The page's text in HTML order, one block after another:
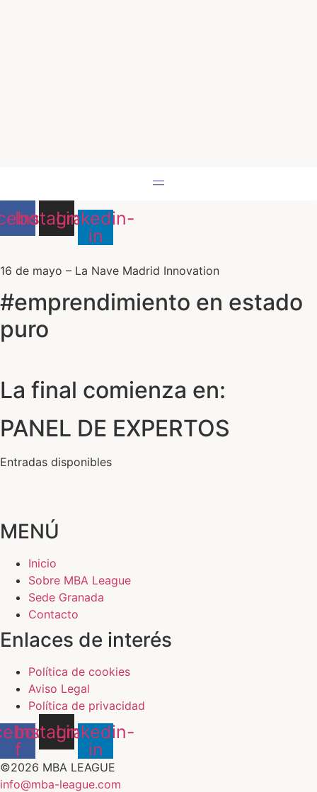
Instagram
Linkedin-
in
16 de mayo – La Nave Madrid Innovation
#emprendimiento en estado
puro
La final comienza en:
PANEL DE EXPERTOS
Entradas disponibles
MENÚ
Inicio
Sobre MBA League
Sede Granada
Contacto
Enlaces de interés
Política de cookies
Aviso Legal
Política de privacidad
f
Instagram
Linkedin-
in
©2026 MBA LEAGUE
info@mba-league.com